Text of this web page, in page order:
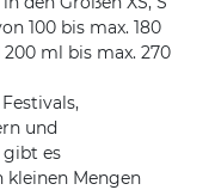
100 bis max. 180
ml bis max. 270
und
gibt es
kleinen Mengen